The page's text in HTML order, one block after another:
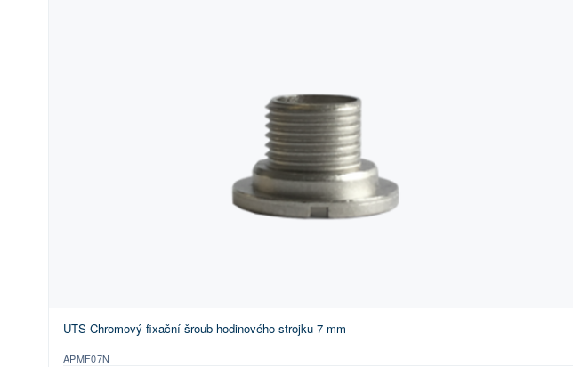
UTS Chromový fixační šroub hodinového strojku 7 mm
APMF07N